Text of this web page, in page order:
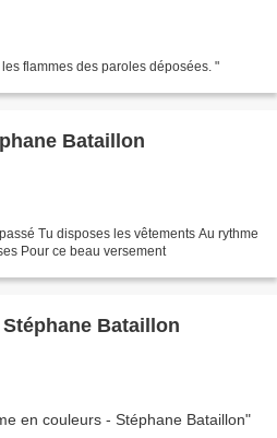
flammes des paroles déposées. "
Bataillon
Tu disposes les vêtements Au rythme
Pour ce beau versement
Bataillon